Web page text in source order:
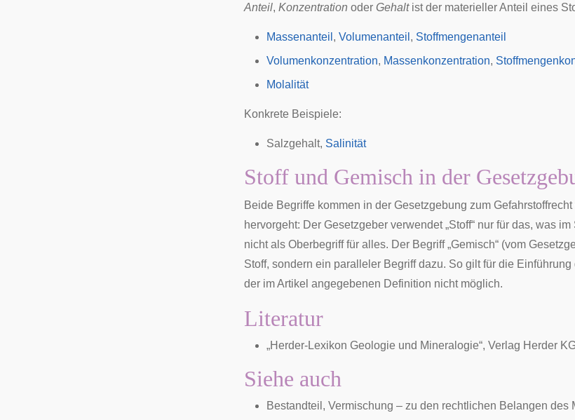
Anteil, Konzentration oder Gehaltist der materieller Anteil eines
Massenanteil , Volumenanteil , Stoffmengenanteil
Volumenkonzentration, Massenkonzentration,
Molalität
Konkrete Beispiele:
Salzgehalt, Salinität
Stoff und Gemisch in der
Beide Begriffe kommen in der Gesetzgebung zum
hervorgeht: Der Gesetzgeber verwendet „Stoff“ nur für das, was
nicht als Oberbegriff für alles. Der Begriff „Gemisch“ (vom
Stoff, sondern ein paralleler Begriff dazu. So gilt für die Einführung
der im Artikel angegebenen Definition nicht möglich.
Literatur
„Herder-Lexikon Geologie und Mineralogie“, Verlag Herder
Siehe auch
Bestandteil , Vermischung – zu den rechtlichen Belangen des